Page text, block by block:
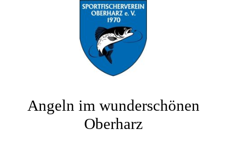
Angeln im wunderschönen
Oberharz